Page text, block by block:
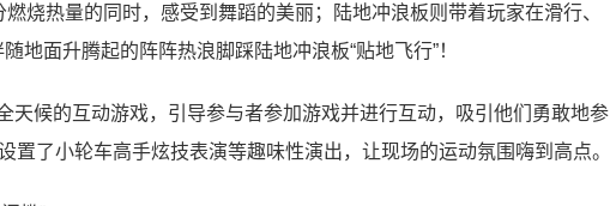
烧热量的同时，感受到舞蹈的美丽；陆地冲浪板则带着玩家在滑行、
地面升腾起的阵阵热浪脚踩陆地冲浪板“贴地飞行”！
天候的互动游戏，引导参与者参加游戏并进行互动，吸引他们勇敢地参
置了小轮车高手炫技表演等趣味性演出，让现场的运动氛围嗨到高点。